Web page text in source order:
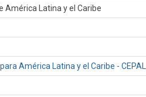
América Latina y el Caribe
América Latina y el Caribe - CEPAL